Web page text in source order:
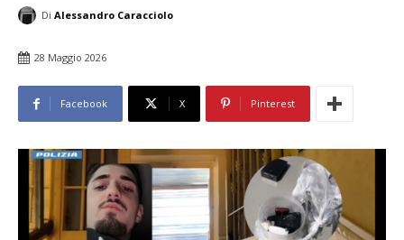
Di Alessandro Caracciolo
28 Maggio 2026
Facebook X Pinterest